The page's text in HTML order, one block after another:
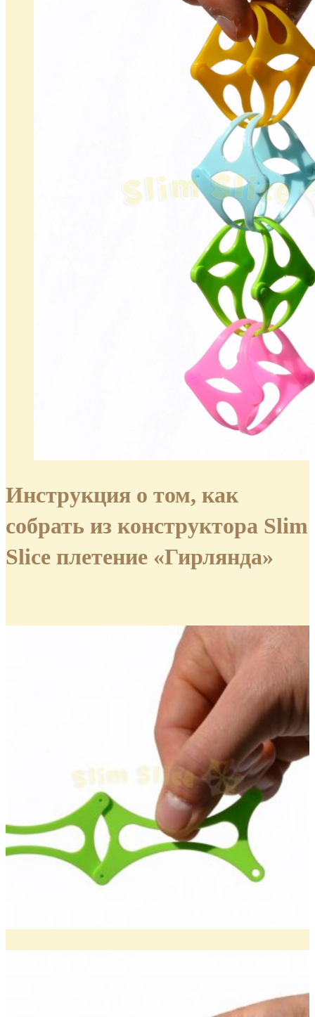
Инструкция о том, как
собрать из конструктора Slim
Slice плетение «Гирлянда»